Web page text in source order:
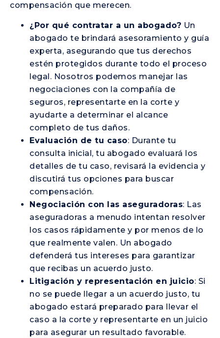
compensación que merecen.
¿Por qué contratar a un abogado? Un
abogado te brindará asesoramiento y guía
experta, asegurando que tus derechos
estén protegidos durante todo el proceso
legal. Nosotros podemos manejar las
negociaciones con la compañía de
seguros, representarte en la corte y
ayudarte a determinar el alcance
completo de tus daños.
Evaluación de tu caso: Durante tu
consulta inicial, tu abogado evaluará los
detalles de tu caso, revisará la evidencia y
discutirá tus opciones para buscar
compensación.
Negociación con las aseguradoras: Las
aseguradoras a menudo intentan resolver
los casos rápidamente y por menos de lo
que realmente valen. Un abogado
defenderá tus intereses para garantizar
que recibas un acuerdo justo.
Litigación y representación en juicio: Si
no se puede llegar a un acuerdo justo, tu
abogado estará preparado para llevar el
caso a la corte y representarte en un juicio
para asegurar un resultado favorable.